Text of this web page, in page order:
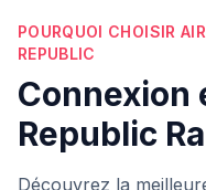
POURQUOI CHOISIR
REPUBLIC
Connexion
Republic
Découvrez la